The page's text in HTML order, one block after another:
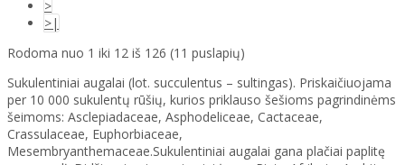
>
>|
Rodoma nuo 1 iki 12 iš 126 (11 puslapių)
Sukulentiniai augalai (lot. succulentus – sultingas). Priskaičiuojama
per 10 000 sukulentų rūšių, kurios priklauso šešioms pagrindinėms
šeimoms: Asclepiadaceae, Asphodeliceae, Cactaceae,
Crassulaceae, Euphorbiaceae,
Mesembryanthemaceae.Sukulentiniai augalai gana plačiai paplitę